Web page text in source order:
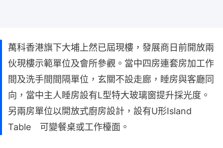
萬科香港旗下大埔上然已屆現樓，發展商日前開放兩
伙現樓示範單位及會所參觀。當中四房連套房加工作
間及洗手間間隔單位，玄關不設走廊，睡房與客廳同
向，當中主人睡房設有L型特大玻璃窗提升採光度。
另兩房單位以開放式廚房設計，設有U形Island
Table 可變餐桌或工作檯面。